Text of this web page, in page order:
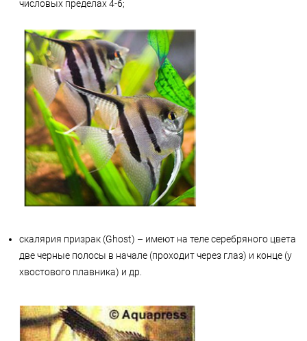
числовых пределах 4-6;
скалярия призрак (Ghost) – имеют на теле серебряного цвета
две черные полосы в начале (проходит через глаз) и конце (у
хвостового плавника) и др.